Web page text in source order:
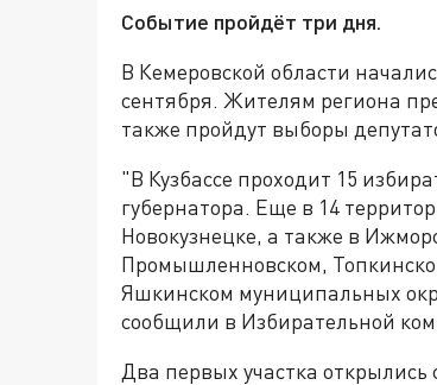
Событие пройдёт три дня.
В Кемеровской области
сентября. Жителям региона
также пройдут выборы
"В Кузбассе проходит 15
губернатора. Еще в 14
Новокузнецке, а также в
Промышленновском,
Яшкинском муниципальных
сообщили в Избирательной
Два первых участка открылись